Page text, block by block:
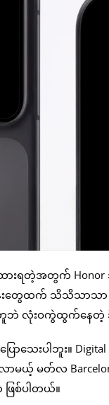
းရတဲ့အတွက် Honor
ဖုန်းတွေထက် သိသိသာ
တူဘဲ လုံးဝကွဲထွက်နေတဲ့
ောသေးပါဘူး။
ယ့် မတ်လ
ဖြစ်ပါတယ်။